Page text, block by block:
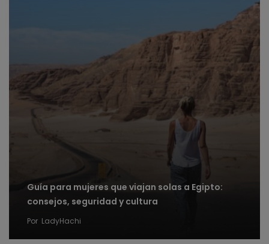
Guía para mujeres que viajan solas a Egipto:
consejos, seguridad y cultura
Por LadyHachi